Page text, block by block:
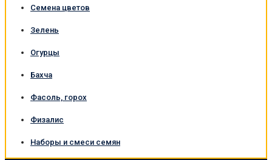
Семена цветов
Зелень
Огурцы
Бахча
Фасоль, горох
Физалис
Наборы и смеси семян